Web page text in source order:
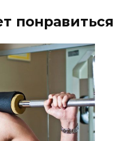
понравиться